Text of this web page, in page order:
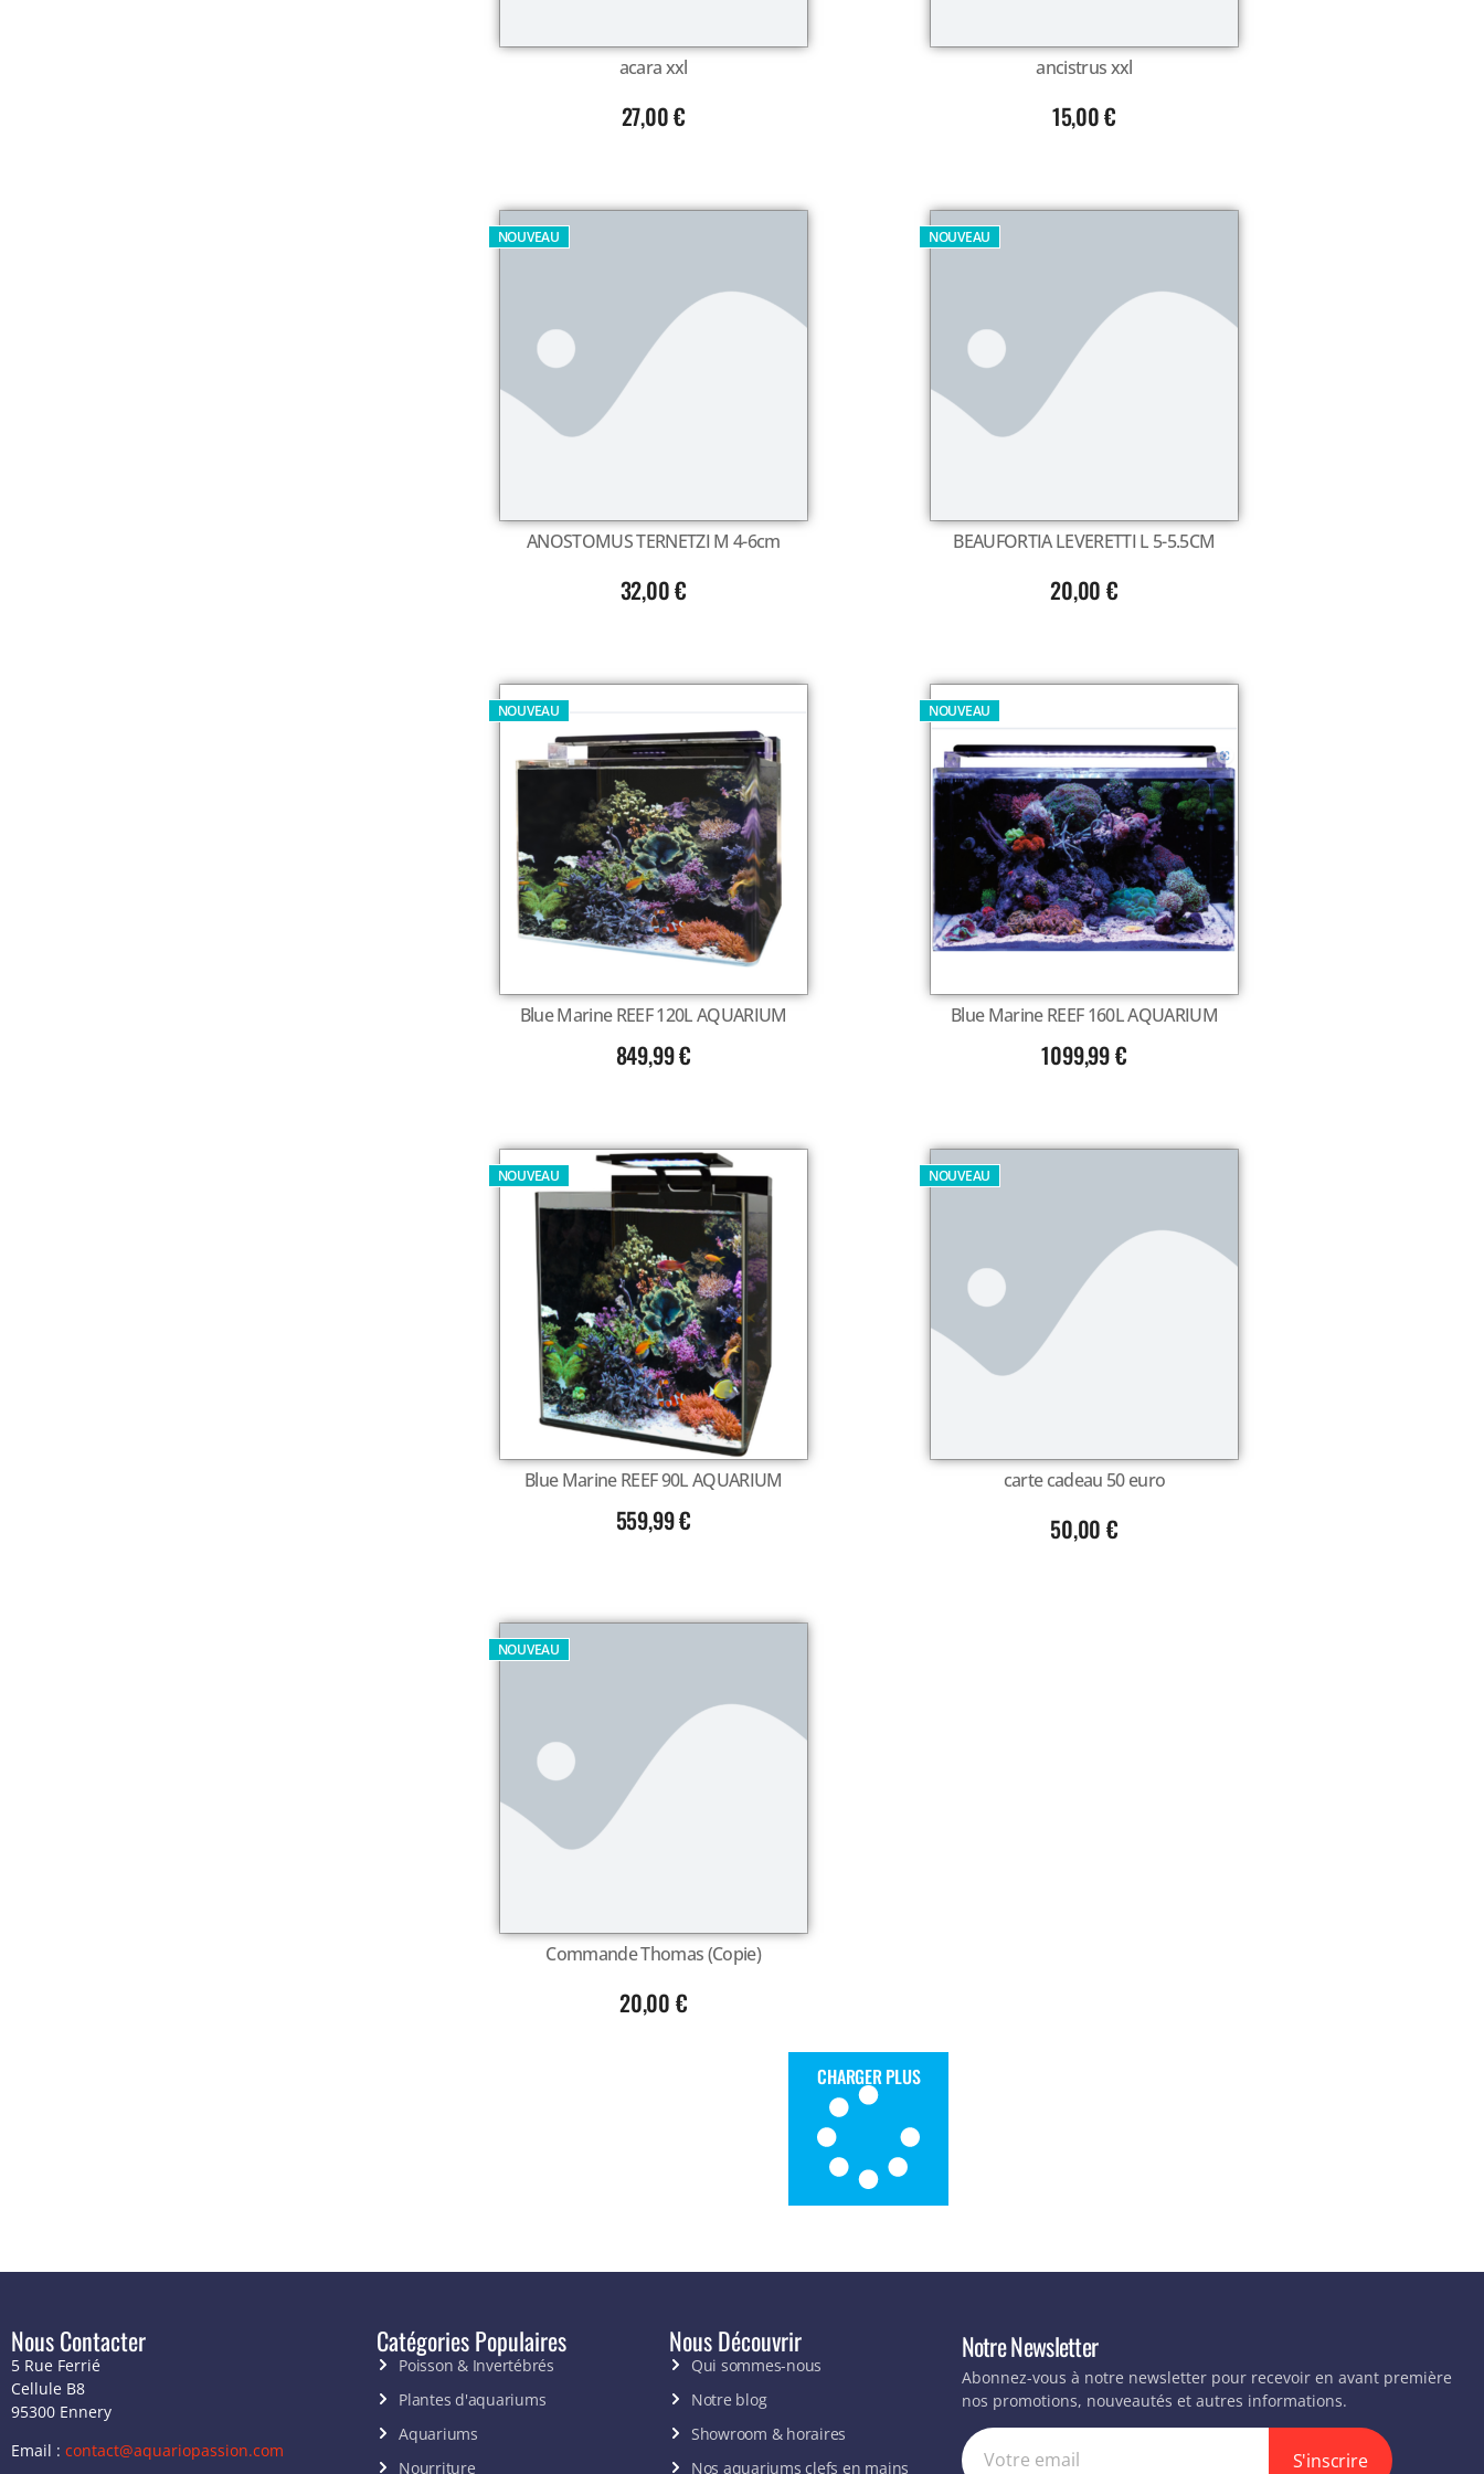
acara xxl
27,00€
ancistrus xxl
15,00€
NOUVEAU
ANOSTOMUS TERNETZI M 4-6cm
32,00€
NOUVEAU
BEAUFORTIA LEVERETTI L 5-5.5CM
20,00 €
NOUVEAU
Blue Marine REEF 120L AQUARIUM
849,99€
NOUVEAU
Blue Marine REEF 160L AQUARIUM
1099,99€
NOUVEAU
Blue Marine REEF 90L AQUARIUM
559,99€
NOUVEAU
carte cadeau 50 euro
50,00 €
NOUVEAU
Commande Thomas (Copie)
20,00 €
CHARGER PLUS
Nous Contacter
5 Rue Ferrié
Cellule B8
95300 Ennery
Email : contact@aquariopassion.com
Catégories Populaires
Poisson & Invertébrés
Plantes d'aquariums
Aquariums
Nourriture
Nous Découvrir
Qui sommes-nous
Notre blog
Showroom & horaires
Nos aquariums clefs en mains
Notre Newsletter
Abonnez-vous à notre newsletter pour recevoir en avant première
nos promotions, nouveautés et autres informations.
S'inscrire